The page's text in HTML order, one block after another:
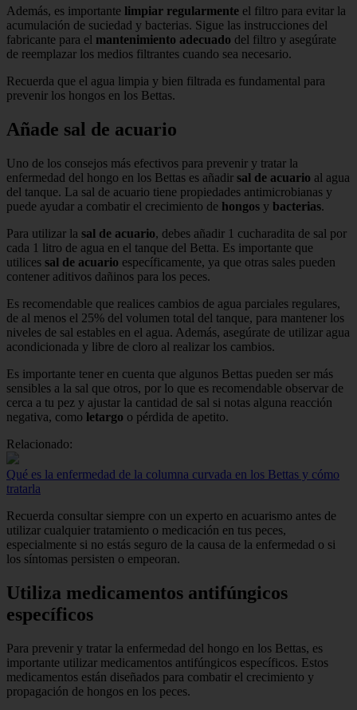
Además, es importante limpiar regularmente el filtro para evitar la
acumulación de suciedad y bacterias. Sigue las instrucciones del
fabricante para el mantenimiento adecuado del filtro y asegúrate
de reemplazar los medios filtrantes cuando sea necesario.
Recuerda que el agua limpia y bien filtrada es fundamental para
prevenir los hongos en los Bettas.
Añade sal de acuario
Uno de los consejos más efectivos para prevenir y tratar la
enfermedad del hongo en los Bettas es añadir sal de acuario al agua
del tanque. La sal de acuario tiene propiedades antimicrobianas y
puede ayudar a combatir el crecimiento de hongos y bacterias.
Para utilizar la sal de acuario, debes añadir 1 cucharadita de sal por
cada 1 litro de agua en el tanque del Betta. Es importante que
utilices sal de acuario específicamente, ya que otras sales pueden
contener aditivos dañinos para los peces.
Es recomendable que realices cambios de agua parciales regulares,
de al menos el 25% del volumen total del tanque, para mantener los
niveles de sal estables en el agua. Además, asegúrate de utilizar agua
acondicionada y libre de cloro al realizar los cambios.
Es importante tener en cuenta que algunos Bettas pueden ser más
sensibles a la sal que otros, por lo que es recomendable observar de
cerca a tu pez y ajustar la cantidad de sal si notas alguna reacción
negativa, como letargo o pérdida de apetito.
Relacionado:
Qué es la enfermedad de la columna curvada en los Bettas y cómo
tratarla
Recuerda consultar siempre con un experto en acuarismo antes de
utilizar cualquier tratamiento o medicación en tus peces,
especialmente si no estás seguro de la causa de la enfermedad o si
los síntomas persisten o empeoran.
Utiliza medicamentos antifúngicos
específicos
Para prevenir y tratar la enfermedad del hongo en los Bettas, es
importante utilizar medicamentos antifúngicos específicos. Estos
medicamentos están diseñados para combatir el crecimiento y
propagación de hongos en los peces.